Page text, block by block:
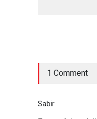
1 Comment
Sabir